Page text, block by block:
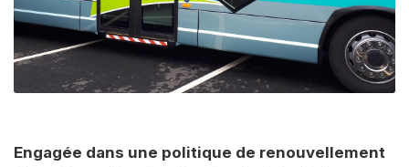
Engagée dans une politique de renouvellement